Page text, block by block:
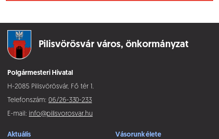
Pilisvörösvár város, önkormányzat
Polgármesteri Hivatal
H-2085 Pilisvörösvár, Fő tér 1.
Telefonszám: 06/26-330-233
E-mail: info@pilisvorosvar.hu
Aktuális Vásorunk élete